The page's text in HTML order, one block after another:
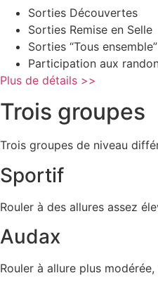
Sorties Découvertes
Sorties Remise en Selle
Sorties “Tous ensemble”
Participation aux
Plus de détails >>
Trois groupes
Trois groupes de niveau
Sportif
Rouler à des allures assez
Audax
Rouler à allure plus